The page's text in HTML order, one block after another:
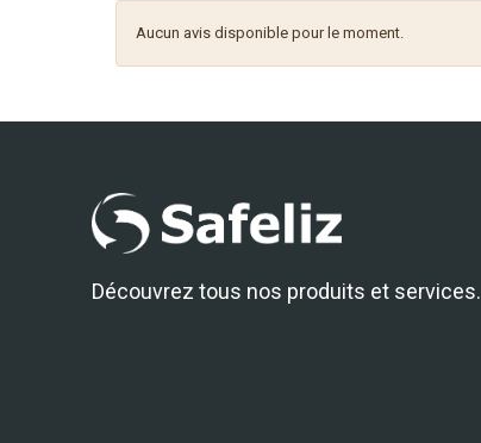
Aucun avis disponible pour le moment.
Découvrez tous nos produits et services.